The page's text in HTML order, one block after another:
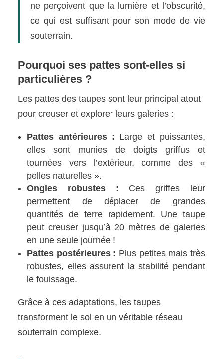
ne perçoivent que la lumière et l’obscurité,
ce qui est suffisant pour son mode de vie
souterrain.
Pourquoi ses pattes sont-elles si
particulières ?
Les pattes des taupes sont leur principal atout
pour creuser et explorer leurs galeries :
Pattes antérieures : Large et puissantes,
elles sont munies de doigts griffus et
tournées vers l’extérieur, comme des «
pelles naturelles ».
Ongles robustes : Ces griffes leur
permettent de déplacer de grandes
quantités de terre rapidement. Une taupe
peut creuser jusqu’à 20 mètres de galeries
en une seule journée !
Pattes postérieures : Plus petites mais très
robustes, elles assurent la stabilité pendant
le fouissage.
Grâce à ces adaptations, les taupes
transforment le sol en un véritable réseau
souterrain complexe.